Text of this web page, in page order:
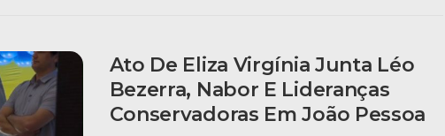
Ato De Eliza Virgínia Junta Léo
Bezerra, Nabor E Lideranças
Conservadoras Em João Pessoa